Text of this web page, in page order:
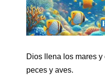
Dios llena los mares
peces y aves.